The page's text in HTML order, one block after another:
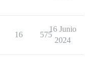
16 575
16 Junio
2024